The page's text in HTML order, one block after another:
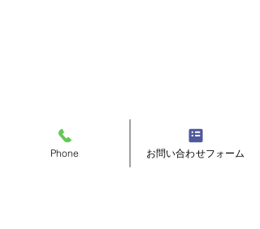
Phone お問い合わせフォーム